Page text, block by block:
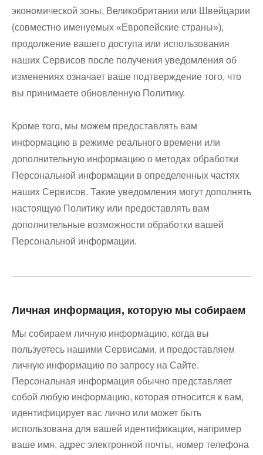
экономической зоны, Великобритании или Швейцарии
(совместно именуемых «Европейские страны»),
продолжение вашего доступа или использования
наших Сервисов после получения уведомления об
изменениях означает ваше подтверждение того, что
вы принимаете обновленную Политику.
Кроме того, мы можем предоставлять вам
информацию в режиме реального времени или
дополнительную информацию о методах обработки
Персональной информации в определенных частях
наших Сервисов. Такие уведомления могут дополнять
настоящую Политику или предоставлять вам
дополнительные возможности обработки вашей
Персональной информации.
Личная информация, которую мы собираем
Мы собираем личную информацию, когда вы
пользуетесь нашими Сервисами, и предоставляем
личную информацию по запросу на Сайте.
Персональная информация обычно представляет
собой любую информацию, которая относится к вам,
идентифицирует вас лично или может быть
использована для вашей идентификации, например
ваше имя, адрес электронной почты, номер телефона